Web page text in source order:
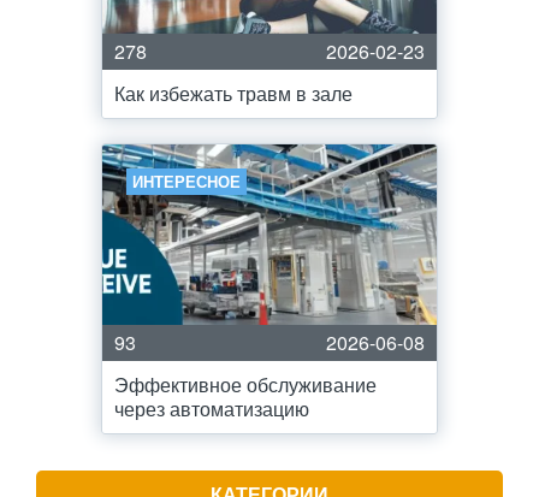
278
2026-02-23
Как избежать травм в зале
ИНТЕРЕСНОЕ
93
2026-06-08
Эффективное обслуживание
через автоматизацию